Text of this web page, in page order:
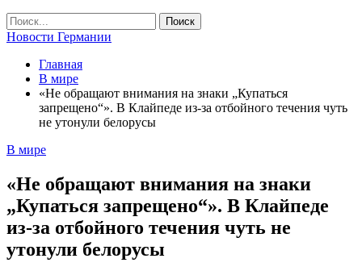
Новости Германии
Главная
В мире
«Не обращают внимания на знаки „Купаться
запрещено“». В Клайпеде из-за отбойного течения чуть
не утонули белорусы
В мире
«Не обращают внимания на знаки
„Купаться запрещено“». В Клайпеде
из-за отбойного течения чуть не
утонули белорусы